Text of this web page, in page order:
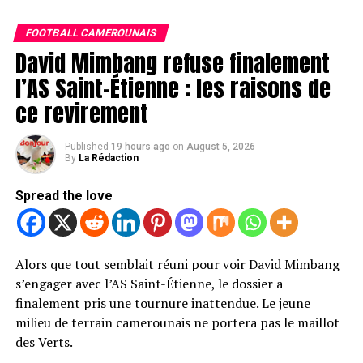
annulées.
Si cette étape est validée, le joueur de 24 ans signera un
contrat de deux saisons avec le club allemand. Les
discussions entre les différentes parties ont abouti à un
accord, ouvrant la voie à une officialisation très
prochaine.
Pour Schalke 04, cette arrivée représenterait un renfort
de poids au milieu de terrain. Le club, qui nourrit de
d’un joueur déjà habitué au très haut niveau en
Bundesliga.
Un nouveau défi pour l’international
camerounais
Après plusieurs saisons sous les couleurs de l’Eintracht
Francfort, Dina Ebimbe s’apprête à tourner une
FOOTBALL CAMEROUNAIS
David Mimbang refuse finalement
l’AS Saint-Étienne : les raisons de
ce revirement
Published 19 hours ago on August 5, 2026
By La Rédaction
Spread the love
Alors que tout semblait réuni pour voir David Mimbang
s’engager avec l’AS Saint-Étienne, le dossier a
finalement pris une tournure inattendue. Le jeune
milieu de terrain camerounais ne portera pas le maillot
des Verts.